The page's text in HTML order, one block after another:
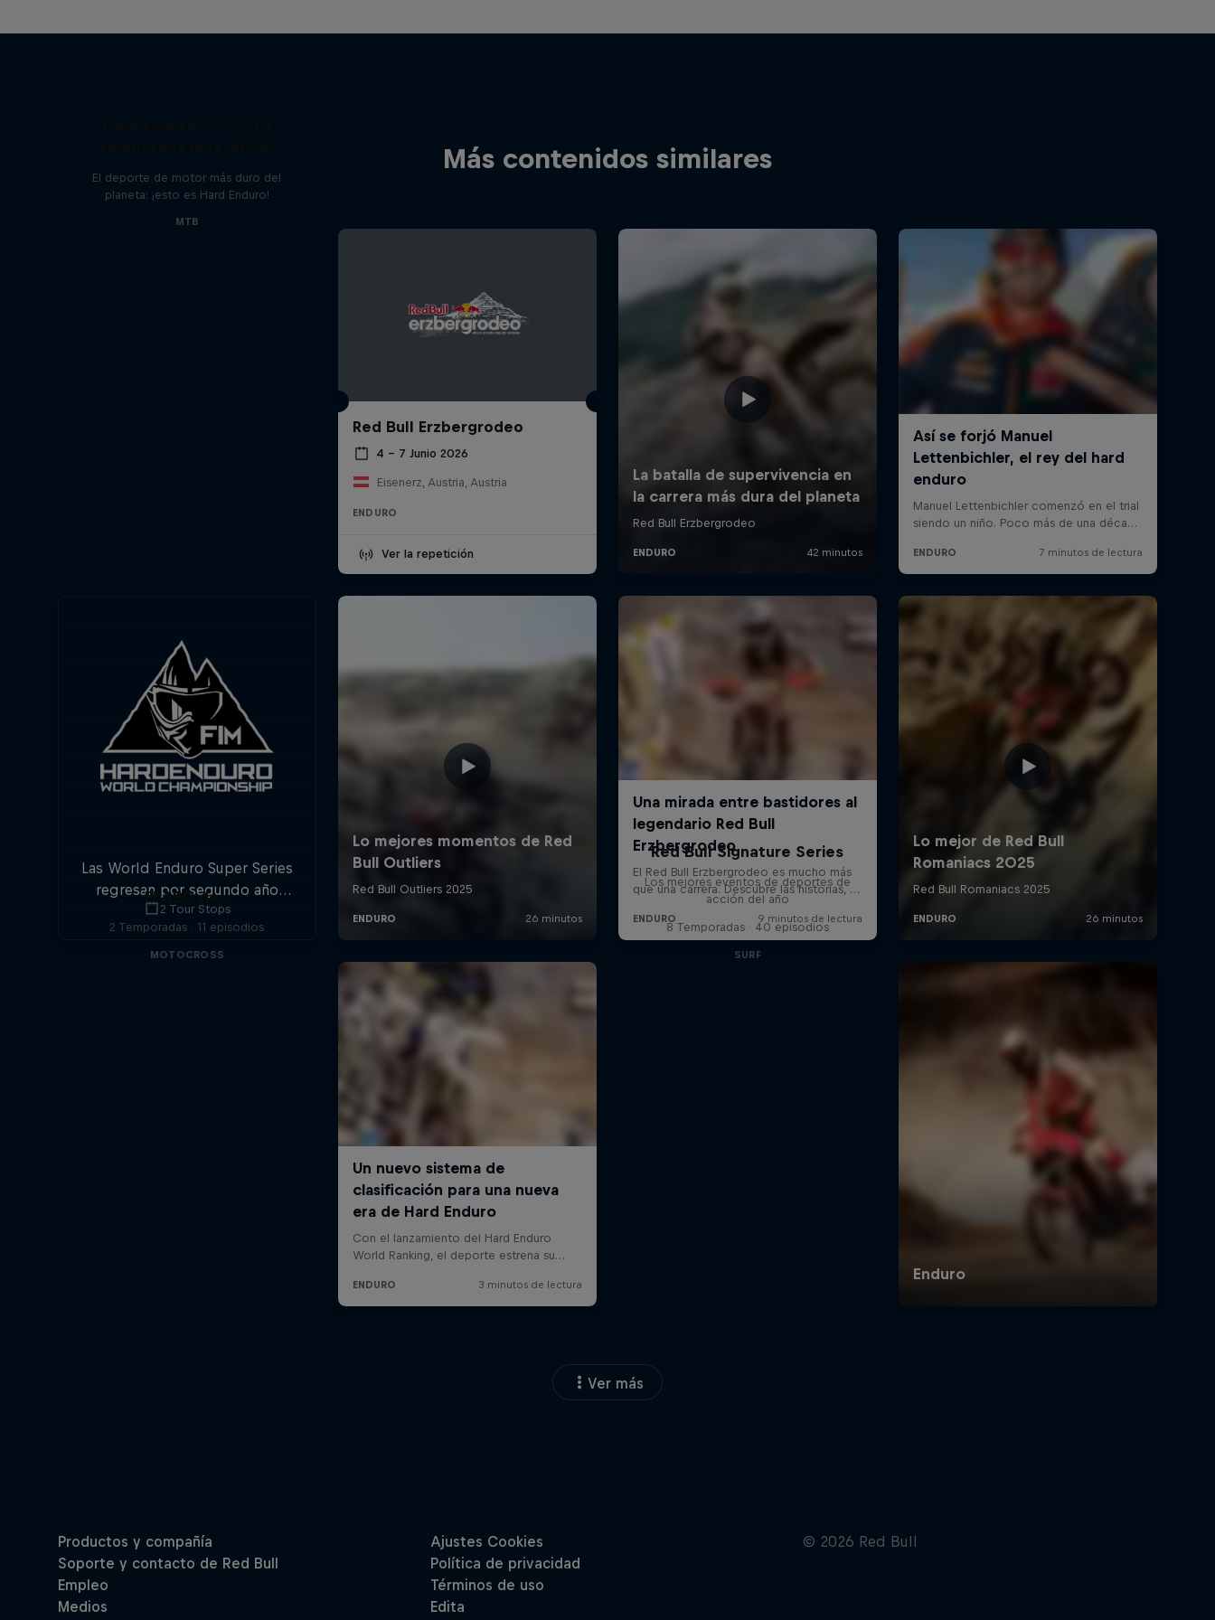
Más contenidos similares
El deporte de motor más duro del
planeta: ¡esto es Hard Enduro!
MTB
Red Bull Erzbergrodeo
4 – 7 Junio 2026
Eisenerz, Austria, Austria
ENDURO
Ver la repetición
Las World Enduro Super Series
regresan por segundo año
consecutivo pasando por
ocho países de Europa. No
pierdas detalle.
2 Tour Stops
El ABC de...
2 Temporadas · 11 episodios
MOTOCROSS
Red Bull Signature Series
Los mejores eventos de deportes de
acción del año
8 Temporadas · 40 episodios
SURF
Ver más